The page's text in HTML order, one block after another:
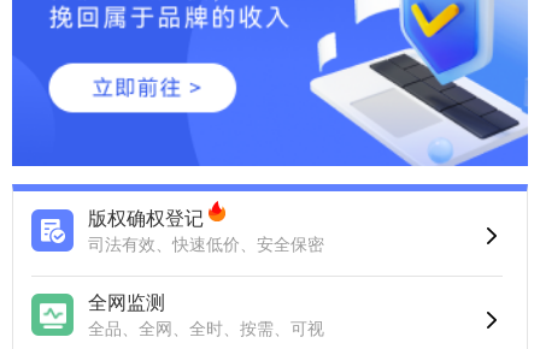
版权确权登记
司法有效、快速低价、安全保密
全网监测
全品、全网、全时、按需、可视